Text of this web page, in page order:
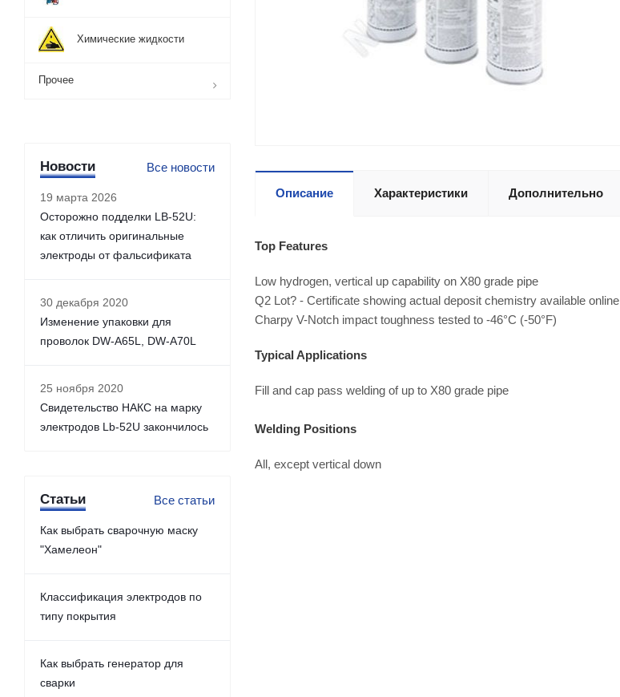
Описание Характеристики Дополнительно
Top Features
Low hydrogen, vertical up capability on X80 grade pipe
Q2 Lot? - Certificate showing actual deposit chemistry available online
Charpy V-Notch impact toughness tested to -46°C (-50°F)
Typical Applications
Fill and cap pass welding of up to X80 grade pipe
Welding Positions
All, except vertical down
Химические жидкости
Прочее
Новости Все новости
19 марта 2026
Осторожно подделки LB-52U:
как отличить оригинальные
электроды от фальсификата
30 декабря 2020
Изменение упаковки для
проволок DW-A65L, DW-A70L
25 ноября 2020
Свидетельство НАКС на марку
электродов Lb-52U закончилось
Статьи Все статьи
Как выбрать сварочную маску
"Хамелеон"
Классификация электродов по
типу покрытия
Как выбрать генератор для
сварки